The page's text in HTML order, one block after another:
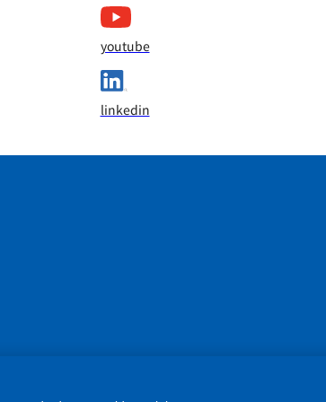
youtube
linkedin